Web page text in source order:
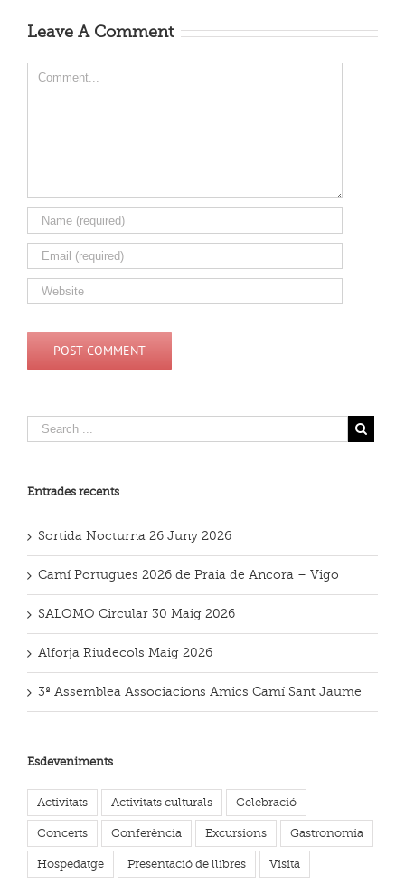
Leave A Comment
Comment
Entrades recents
Sortida Nocturna 26 Juny 2026
Camí Portugues 2026 de Praia de Ancora – Vigo
SALOMO Circular 30 Maig 2026
Alforja Riudecols Maig 2026
3ª Assemblea Associacions Amics Camí Sant Jaume
Esdeveniments
Activitats Activitats culturals Celebració
Concerts Conferència Excursions Gastronomia
Hospedatge Presentació de llibres Visita